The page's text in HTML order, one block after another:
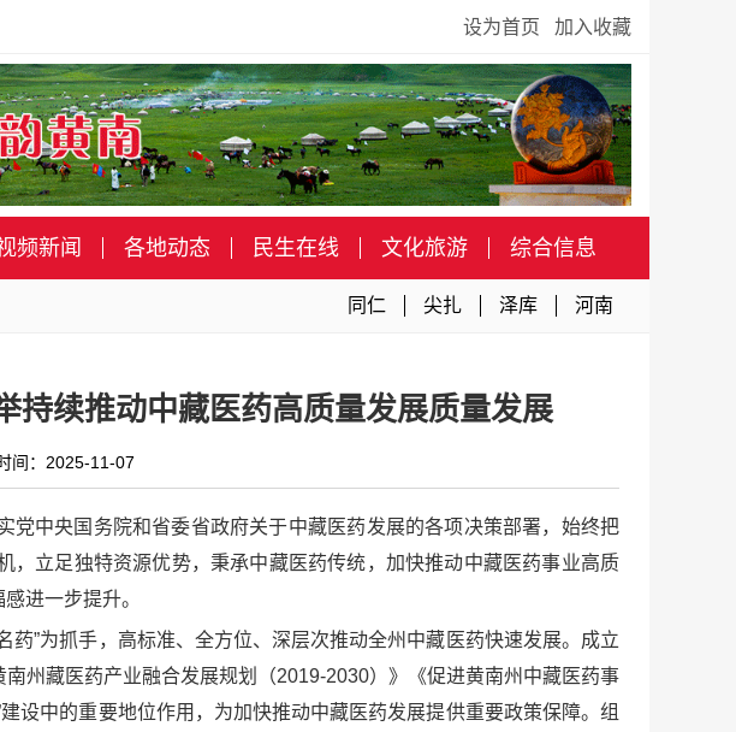
设为首页 加入收藏
频新闻 各地动态 民生在线 文化旅游 综合信息
同仁 尖扎 泽库 河南
持续推动中藏医药高质量发展质量发展
间：2025-11-07
中央国务院和省委省政府关于中藏医药发展的各项决策部署，始终把
立足独特资源优势，秉承中藏医药传统，加快推动中藏医药事业高质
进一步提升。
”为抓手，高标准、全方位、深层次推动全州中藏医药快速发展。成立
州藏医药产业融合发展规划（2019-2030）》《促进黄南州中藏医药事
设中的重要地位作用，为加快推动中藏医药发展提供重要政策保障。组